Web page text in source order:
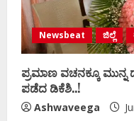
Newsbeat ಜಿಲ್ಲೆ
ಪ್ರಮಾಣ ವಚನಕ್ಕೂ
ಪಡೆದ ಡಿಕೆಶಿ..!
Ashwaveega